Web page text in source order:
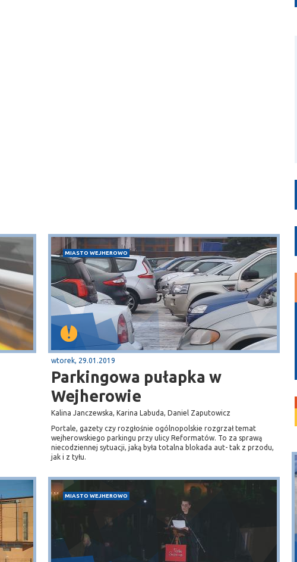
MIASTO WEJHEROWO
wtorek, 29.01.2019
Parkingowa pułapka w
Wejherowie
Kalina Janczewska, Karina Labuda, Daniel Zaputowicz
Portale, gazety czy rozgłośnie ogólnopolskie rozgrzał temat
wejherowskiego parkingu przy ulicy Reformatów. To za sprawą
niecodziennej sytuacji, jaką była totalna blokada aut- tak z przodu,
jak i z tyłu.
MIASTO WEJHEROWO
Puck
Przystań, molo